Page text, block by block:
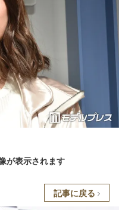
が表示されます
記事に戻る